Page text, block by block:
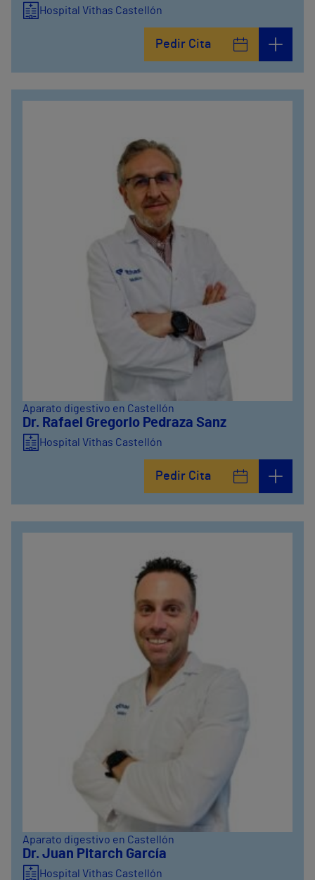
Hospital Vithas Castellón
Pedir Cita
Aparato digestivo en Castellón
Dr. Rafael Gregorio Pedraza Sanz
Hospital Vithas Castellón
Pedir Cita
Aparato digestivo en Castellón
Dr. Juan Pitarch García
Hospital Vithas Castellón